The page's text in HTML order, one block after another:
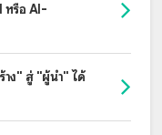
หรือ AI-
าง" สู่ "ผู้นำ" ได้